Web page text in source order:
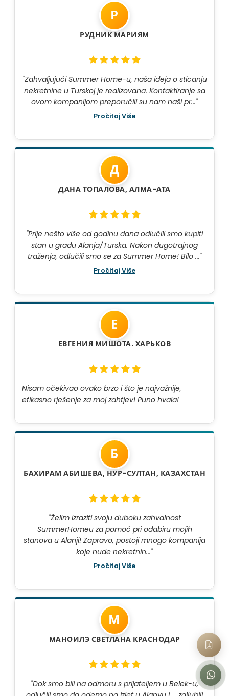
Р
РУДНИК МАРИЯМ
"Zahvaljujući Summer Home-u, naša ideja o sticanju
nekretnine u Turskoj je realizovana. Kontaktiranje sa
ovom kompanijom preporučili su nam naši pr..."
Pročitaj Više
Д
ДАНА ТОПАЛОВА, АЛМА-АТА
"Prije nešto više od godinu dana odlučili smo kupiti
stan u gradu Alanja/Turska. Nakon dugotrajnog
traženja, odlučili smo se za Summer Home! Bilo ..."
Pročitaj Više
Е
ЕВГЕНИЯ МИШОТА. ХАРЬКОВ
Nisam očekivao ovako brzo i što je najvažnije,
efikasno rješenje za moj zahtjev! Puno hvala!
Б
БАХИРАМ АБИШЕВА, НУР-СУЛТАН, КАЗАХСТАН
"Želim izraziti svoju duboku zahvalnost
SummerHomeu za pomoć pri odabiru mojih
stanova u Alanji! Zapravo, postoji mnogo kompanija
koje nude nekretnin..."
Pročitaj Više
М
МАНОИЛЭ СВЕТЛАНА КРАСНОДАР
"Dok smo bili na odmoru s prijateljem u Belek-u,